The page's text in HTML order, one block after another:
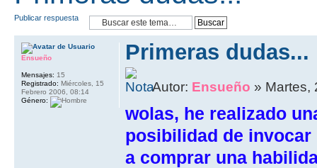
Publicar respuesta
Primeras dudas...
Autor: Ensueño » Martes,
wolas, he realizado
posibilidad de
a comprar una
Ensueño
Mensajes: 15
Registrado: Miércoles, 15
Febrero 2006, 08:14
Género: